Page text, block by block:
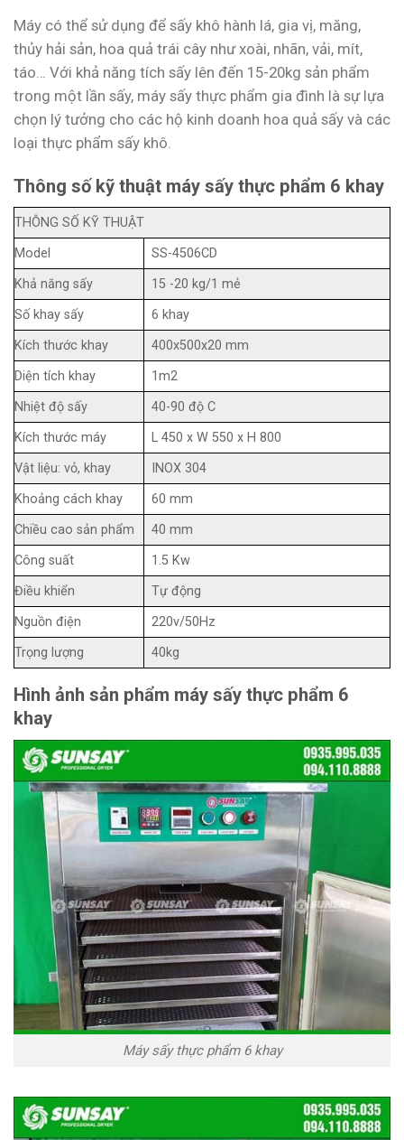
Máy có thể sử dụng để sấy khô hành lá, gia vị, măng,
thủy hải sản, hoa quả trái cây như xoài, nhãn, vải, mít,
táo… Với khả năng tích sấy lên đến 15-20kg sản phẩm
trong một lần sấy, máy sấy thực phẩm gia đình là sự lựa
chọn lý tưởng cho các hộ kinh doanh hoa quả sấy và các
loại thực phẩm sấy khô.
Thông số kỹ thuật máy sấy thực phẩm 6 khay
THÔNG SỐ KỸ THUẬT
Model
SS-4506CD
Khả năng sấy
15 -20 kg/1 mẻ
Số khay sấy
6 khay
Kích thước khay
400x500x20 mm
Diện tích khay
1m2
Nhiệt độ sấy
40-90 độ C
Kích thước máy
L 450 x W 550 x H 800
Vật liệu: vỏ, khay
INOX 304
Khoảng cách khay
60 mm
Chiều cao sản phẩm
40 mm
Công suất
1.5 Kw
Điều khiển
Tự động
Nguồn điện
220v/50Hz
Trọng lượng
40kg
Hình ảnh sản phẩm máy sấy thực phẩm 6
khay
Máy sấy thực phẩm 6 khay